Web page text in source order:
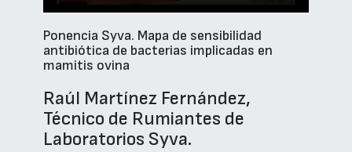
Ponencia Syva. Mapa de sensibilidad
antibiótica de bacterias implicadas en
mamitis ovina
Raúl Martínez Fernández,
Técnico de Rumiantes de
Laboratorios Syva.